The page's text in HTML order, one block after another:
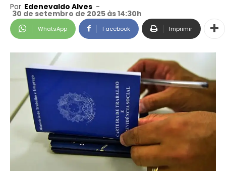
Por Edenevaldo Alves -
30 de setembro de 2025 às 14:30h
WhatsApp Facebook Imprimir